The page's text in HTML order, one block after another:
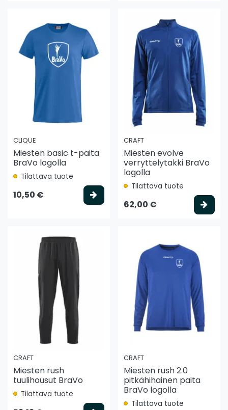
CLIQUE
Miesten basic t-paita
BraVo logolla
Tilattava tuote
10,50 €
CRAFT
Miesten evolve
verryttelytakki BraVo
logolla
Tilattava tuote
62,00 €
CRAFT
Miesten rush
tuulihousut BraVo
Tilattava tuote
CRAFT
Miesten rush 2.0
pitkähihainen paita
BraVo logolla
Tilattava tuote